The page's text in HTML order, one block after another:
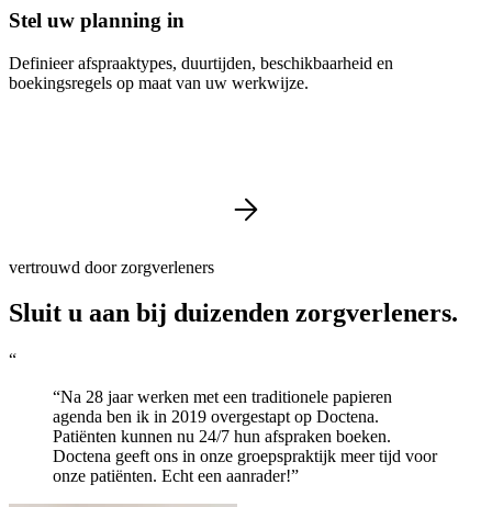
Stel uw planning in
Definieer afspraaktypes, duurtijden, beschikbaarheid en
boekingsregels op maat van uw werkwijze.
vertrouwd door zorgverleners
Sluit u aan bij duizenden zorgverleners.
“
“Na 28 jaar werken met een traditionele papieren
agenda ben ik in 2019 overgestapt op Doctena.
Patiënten kunnen nu 24/7 hun afspraken boeken.
Doctena geeft ons in onze groepspraktijk meer tijd voor
onze patiënten. Echt een aanrader!”